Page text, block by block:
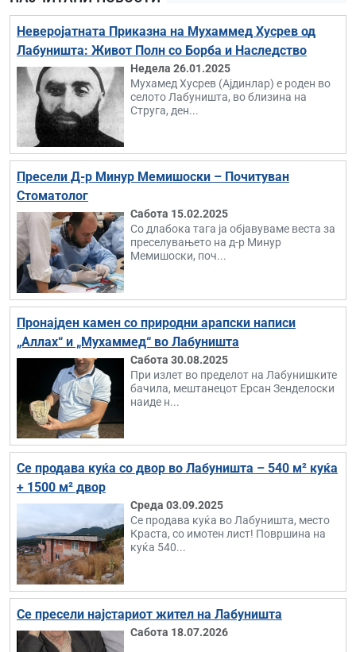
Неверојатната Приказна на Мухаммед Хусрев од
Лабуништа: Живот Полн со Борба и Наследство
Недела 26.01.2025
Мухамед Хусрев (Ајдинлар) е роден во
селото Лабуништа, во близина на
Струга, ден...
Пресели Д-р Минур Мемишоски – Почитуван
Стоматолог
Сабота 15.02.2025
Со длабока тага ја објавуваме веста за
преселувањето на д-р Минур
Мемишоски, поч...
Пронајден камен со природни арапски написи
„Аллах“ и „Мухаммед“ во Лабуништа
Сабота 30.08.2025
При излет во пределот на Лабунишките
бачила, мештанецот Ерсан Зенделоски
наиде н...
Се продава куќа со двор во Лабуништа – 540 м² куќа
+ 1500 м² двор
Среда 03.09.2025
Се продава куќа во Лабуништа, место
Краста, со имотен лист! Површина на
куќа 540...
Се пресели најстариот жител на Лабуништа
Сабота 18.07.2026